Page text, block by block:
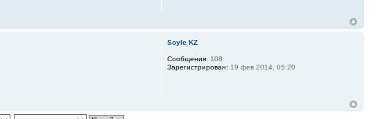
Soyle KZ
Сообщения: 108
Зарегистрирован: 19 фев 2014, 05:20